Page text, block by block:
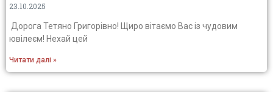
23.10.2025
Дорога Тетяно Григорівно! Щиро вітаємо Вас із чудовим
ювілеєм! Нехай цей
Читати далі »